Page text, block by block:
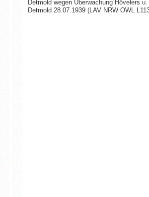
Detmold wegen Überwachung Hövelers
Detmold 28.07.1939 (LAV NRW OWL